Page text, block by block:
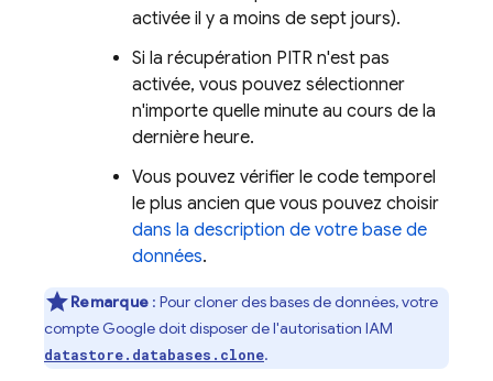
activée il y a moins de sept jours).
Si la récupération PITR n'est pas
activée, vous pouvez sélectionner
n'importe quelle minute au cours de la
dernière heure.
Vous pouvez vérifier le code temporel
le plus ancien que vous pouvez choisir
dans la description de votre base de
données.
Remarque : Pour cloner des bases de données, votre
compte Google doit disposer de l'autorisation IAM
datastore.databases.clone.